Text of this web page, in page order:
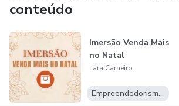
por todas.
conteúdo
Imersão Venda Mais
no Natal
Lara Carneiro
Empreendedorismo Digital